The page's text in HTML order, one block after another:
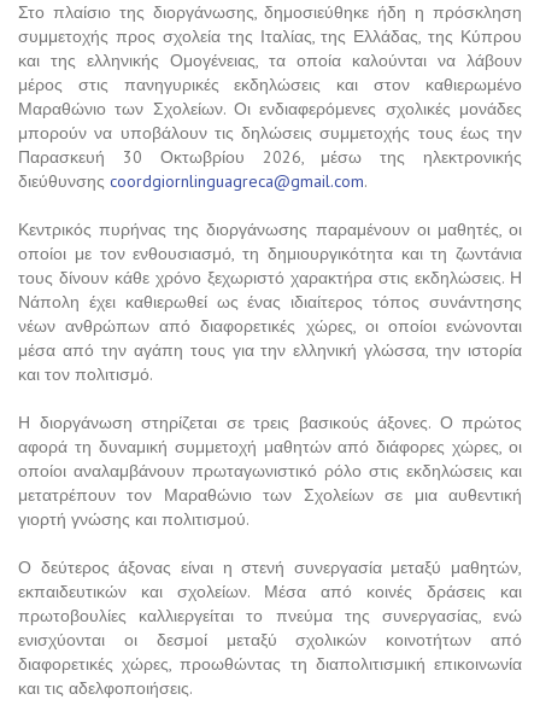
Στο πλαίσιο της διοργάνωσης, δημοσιεύθηκε ήδη η πρόσκληση
συμμετοχής προς σχολεία της Ιταλίας, της Ελλάδας, της Κύπρου
και της ελληνικής Ομογένειας, τα οποία καλούνται να λάβουν
μέρος στις πανηγυρικές εκδηλώσεις και στον καθιερωμένο
Μαραθώνιο των Σχολείων. Οι ενδιαφερόμενες σχολικές μονάδες
μπορούν να υποβάλουν τις δηλώσεις συμμετοχής τους έως την
Παρασκευή 30 Οκτωβρίου 2026, μέσω της ηλεκτρονικής
διεύθυνσης coordgiornlinguagreca@gmail.com.
Κεντρικός πυρήνας της διοργάνωσης παραμένουν οι μαθητές, οι
οποίοι με τον ενθουσιασμό, τη δημιουργικότητα και τη ζωντάνια
τους δίνουν κάθε χρόνο ξεχωριστό χαρακτήρα στις εκδηλώσεις. Η
Νάπολη έχει καθιερωθεί ως ένας ιδιαίτερος τόπος συνάντησης
νέων ανθρώπων από διαφορετικές χώρες, οι οποίοι ενώνονται
μέσα από την αγάπη τους για την ελληνική γλώσσα, την ιστορία
και τον πολιτισμό.
Η διοργάνωση στηρίζεται σε τρεις βασικούς άξονες. Ο πρώτος
αφορά τη δυναμική συμμετοχή μαθητών από διάφορες χώρες, οι
οποίοι αναλαμβάνουν πρωταγωνιστικό ρόλο στις εκδηλώσεις και
μετατρέπουν τον Μαραθώνιο των Σχολείων σε μια αυθεντική
γιορτή γνώσης και πολιτισμού.
Ο δεύτερος άξονας είναι η στενή συνεργασία μεταξύ μαθητών,
εκπαιδευτικών και σχολείων. Μέσα από κοινές δράσεις και
πρωτοβουλίες καλλιεργείται το πνεύμα της συνεργασίας, ενώ
ενισχύονται οι δεσμοί μεταξύ σχολικών κοινοτήτων από
διαφορετικές χώρες, προωθώντας τη διαπολιτισμική επικοινωνία
και τις αδελφοποιήσεις.